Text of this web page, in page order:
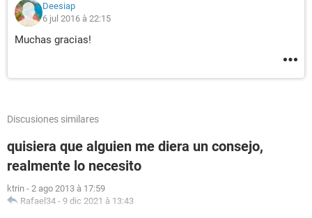
Deesiap
6 jul 2016 à 22:15
Muchas gracias!
Discusiones similares
quisiera que alguien me diera un consejo,
realmente lo necesito
ktrin - 2 ago 2013 à 17:59
Rafael34 - 9 dic 2021 à 13:43